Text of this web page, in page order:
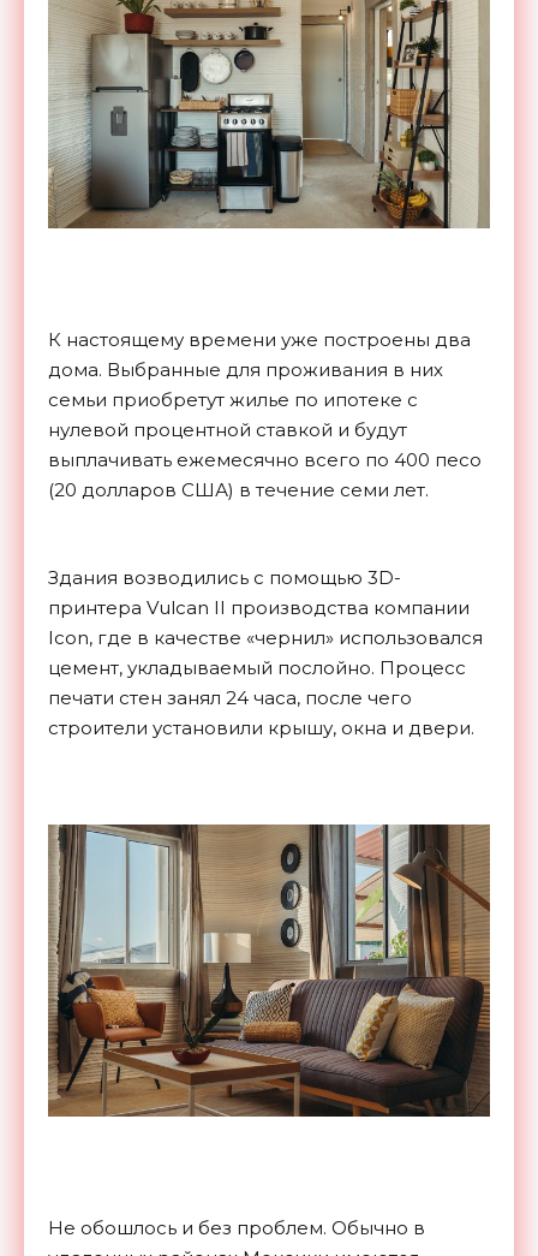
К настоящему времени уже построены два
дома. Выбранные для проживания в них
семьи приобретут жилье по ипотеке с
нулевой процентной ставкой и будут
выплачивать ежемесячно всего по 400 песо
(20 долларов США) в течение семи лет.
Здания возводились с помощью 3D-
принтера Vulcan II производства компании
Icon, где в качестве «чернил» использовался
цемент, укладываемый послойно. Процесс
печати стен занял 24 часа, после чего
строители установили крышу, окна и двери.
Не обошлось и без проблем. Обычно в